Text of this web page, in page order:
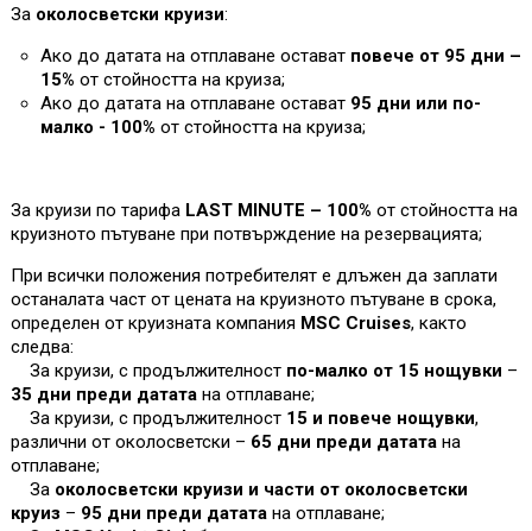
За околосветски круизи:
Ако до датата на отплаване остават повече от 95 дни –
15% от стойността на круиза;
Ако до датата на отплаване остават 95 дни или по-
малко - 100% от стойността на круиза;
За круизи по тарифа LAST MINUTE – 100% от стойността на
круизното пътуване при потвърждение на резервацията;
При всички положения потребителят е длъжен да заплати
останалата част от цената на круизното пътуване в срока,
определен от круизната компания MSC Cruises, както
следва:
За круизи, с продължителност по-малко от 15 нощувки –
35 дни преди датата на отплаване;
За круизи, с продължителност15 и повече нощувки,
различни от околосветски – 65 дни преди датата на
отплаване;
За околосветски круизи и части от околосветски
круиз – 95 дни преди датата на отплаване;